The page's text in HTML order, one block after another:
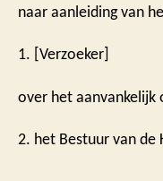
naar aanleiding van
1. [Verzoeker]
over het aanvankelijk
2. het Bestuur van de